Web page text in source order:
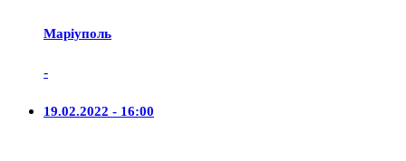
Маріуполь
-
19.02.2022 - 16:00